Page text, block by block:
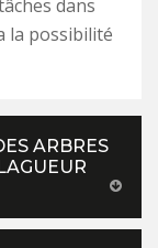
dans
la possibilité
ARBRES